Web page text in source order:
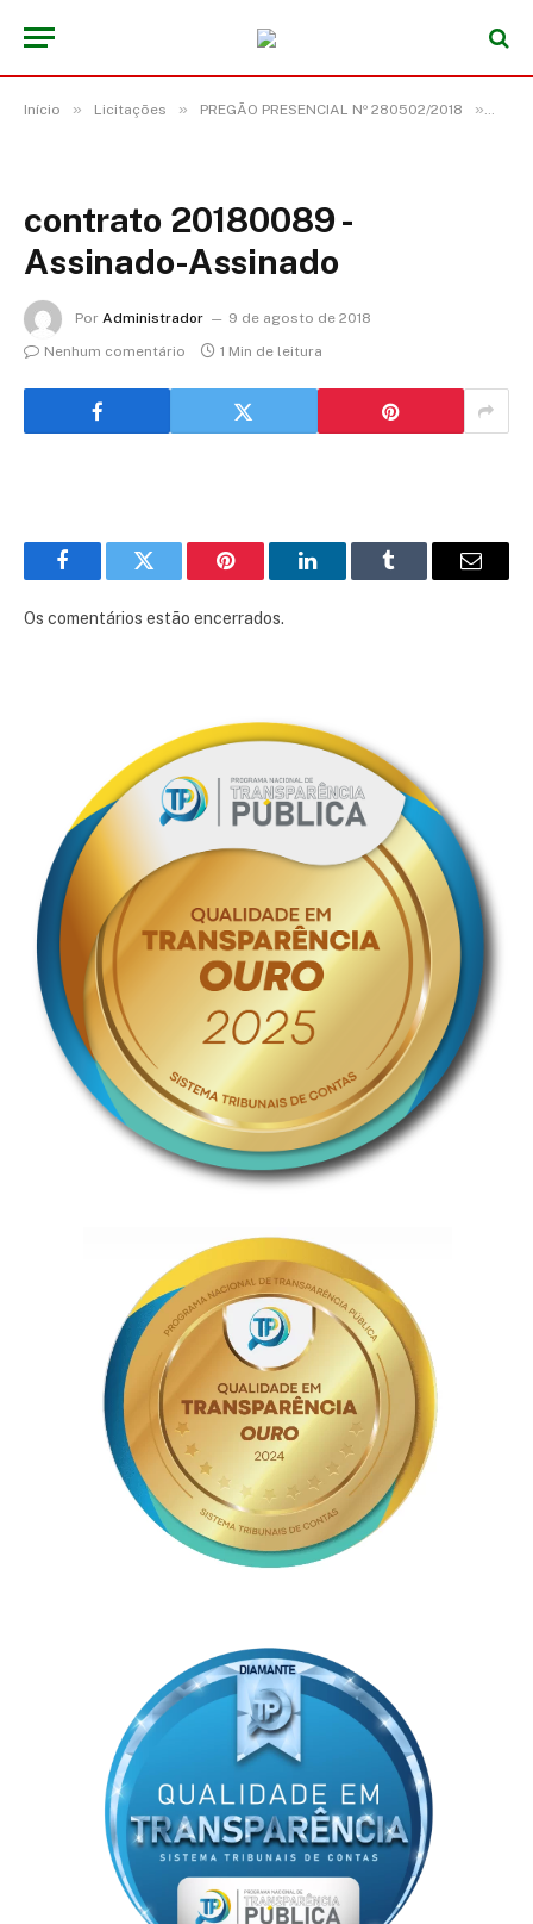
Início » Licitações » PREGÃO PRESENCIAL Nº 280502/2018 »
contrato 20180089 -
Assinado-Assinado
Por Administrador
9 de agosto de 2018
Nenhum comentário
1 Min de leitura
FacebookTwitter Pinterest LinkedInTumblr
E-
Os comentários estão encerrados.